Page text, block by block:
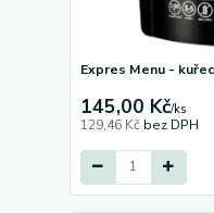
Expres Menu -
145,00 Kč/ks
129,46 Kč bez DPH